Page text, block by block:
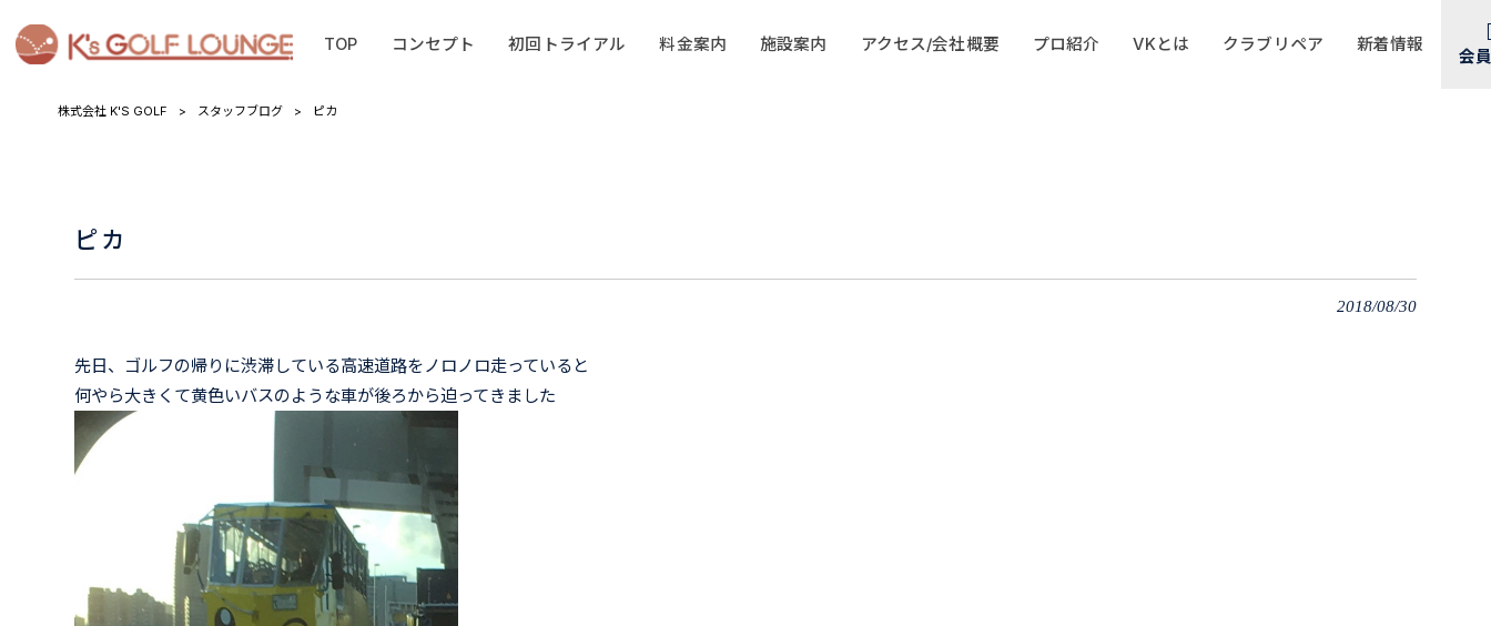
TOP コンセプト 初回トライアル 料金案内 施設案内 アクセス/会社概要 プロ紹介 VKとは クラブリペア 新着情報
会
株式会社 K'S GOLF > スタッフブログ > ピカ
ピカ
2018/08/30
先日、ゴルフの帰りに渋滞している高速道路をノロノロ走っていると
何やら大きくて黄色いバスのような車が後ろから迫ってきました